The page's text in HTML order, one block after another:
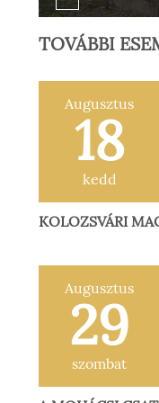
TOVÁBBI
Augusztus
18
kedd
KOLOZSVÁRI
Augusztus
29
szombat